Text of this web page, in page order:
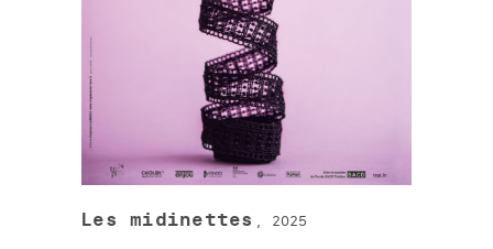
Les midinettes , 2025